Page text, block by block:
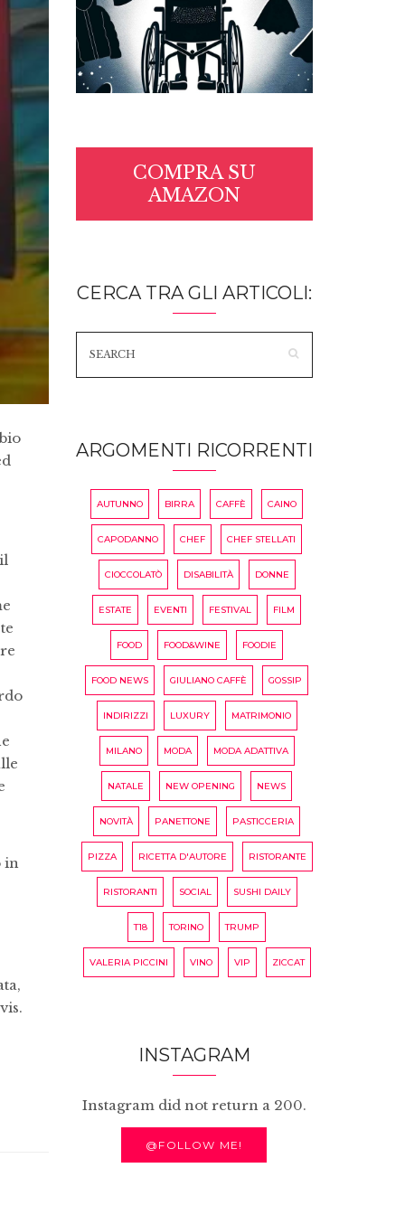
in
COMPRA SU
AMAZON
CERCA TRA GLI ARTICOLI:
ARGOMENTI RICORRENTI
AUTUNNO BIRRA CAFFÈ CAINO
CAPODANNO CHEF CHEF STELLATI
CIOCCOLATÒ DISABILITÀ DONNE
ESTATE EVENTI FESTIVAL FILM
FOOD FOOD&WINE FOODIE
FOOD NEWS GIULIANO CAFFÈ GOSSIP
INDIRIZZI LUXURY MATRIMONIO
MILANO MODA MODA ADATTIVA
NATALE NEW OPENING NEWS
NOVITÀ PANETTONE PASTICCERIA
PIZZA RICETTA D'AUTORE RISTORANTE
RISTORANTI SOCIAL SUSHI DAILY
T18 TORINO TRUMP
VALERIA PICCINI VINO VIP ZICCAT
INSTAGRAM
Instagram did not return a 200.
@FOLLOW ME!